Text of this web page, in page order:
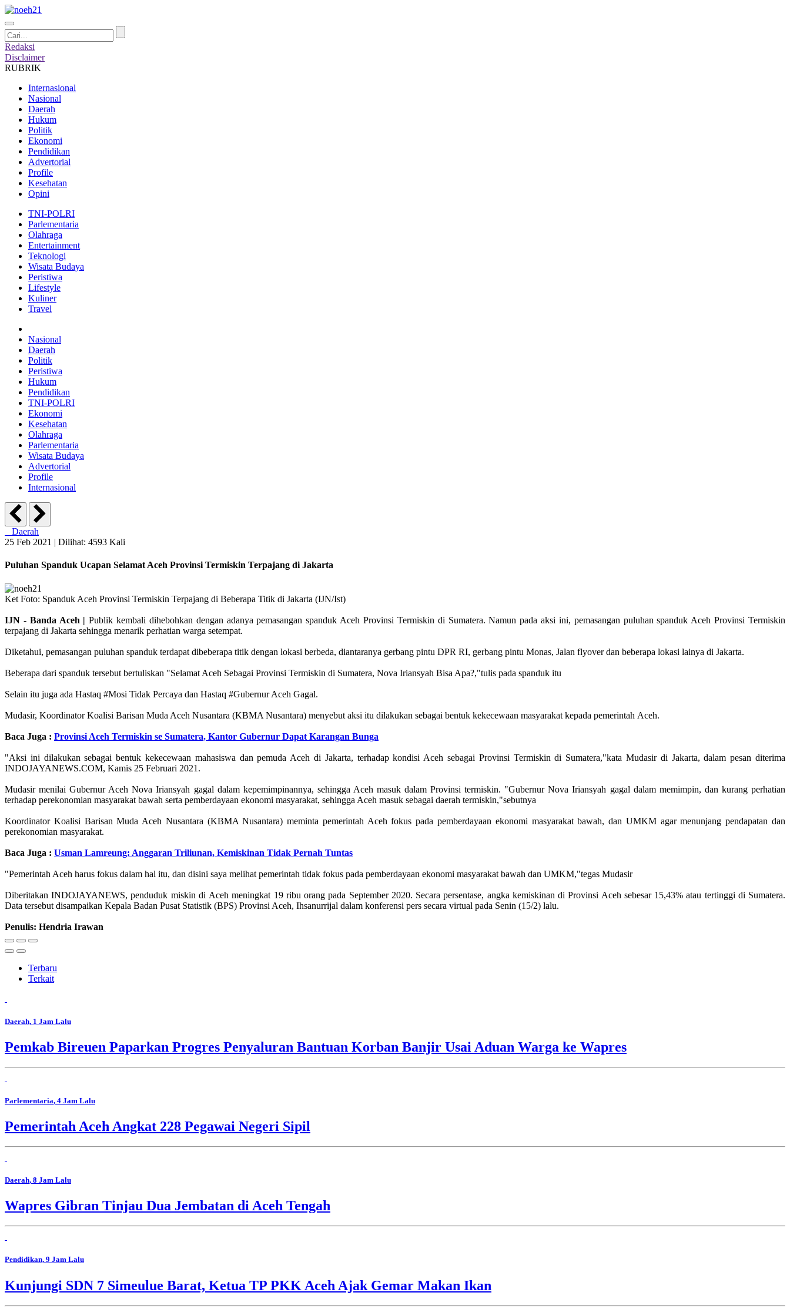
Redaksi
Disclaimer
RUBRIK
Internasional
Nasional
Daerah
Hukum
Politik
Ekonomi
Pendidikan
Advertorial
Profile
Kesehatan
Opini
TNI-POLRI
Parlementaria
Olahraga
Entertainment
Teknologi
Wisata Budaya
Peristiwa
Lifestyle
Kuliner
Travel
Nasional
Daerah
Politik
Peristiwa
Hukum
Pendidikan
TNI-POLRI
Ekonomi
Kesehatan
Olahraga
Parlementaria
Wisata Budaya
Advertorial
Profile
Internasional
Daerah
25 Feb 2021 | Dilihat: 4593 Kali
Puluhan Spanduk Ucapan Selamat Aceh Provinsi Termiskin Terpajang di Jakarta
Ket Foto: Spanduk Aceh Provinsi Termiskin Terpajang di Beberapa Titik di Jakarta (IJN/Ist)
IJN - Banda Aceh |Publik kembali dihebohkan dengan adanya pemasangan spanduk Aceh Provinsi Termiskin di Sumatera. Namun pada aksi ini, pemasangan puluhan spanduk Aceh Provinsi Termiskin
terpajang di Jakarta sehingga menarik perhatian warga setempat.
Diketahui, pemasangan puluhan spanduk terdapat dibeberapa titik dengan lokasi berbeda, diantaranya gerbang pintu DPR RI, gerbang pintu Monas, Jalan flyover dan beberapa lokasi lainya di Jakarta.
Beberapa dari spanduk tersebut bertuliskan "Selamat Aceh Sebagai Provinsi Termiskin di Sumatera, Nova Iriansyah Bisa Apa?,"tulis pada spanduk itu
Selain itu juga ada Hastaq #Mosi Tidak Percaya dan Hastaq #Gubernur Aceh Gagal.
Mudasir, Koordinator Koalisi Barisan Muda Aceh Nusantara (KBMA Nusantara) menyebut aksi itu dilakukan sebagai bentuk kekecewaan masyarakat kepada pemerintah Aceh.
Baca Juga : Provinsi Aceh Termiskin se Sumatera, Kantor Gubernur Dapat Karangan Bunga
"Aksi ini dilakukan sebagai bentuk kekecewaan mahasiswa dan pemuda Aceh di Jakarta, terhadap kondisi Aceh sebagai Provinsi Termiskin di Sumatera,"kata Mudasir di Jakarta, dalam pesan diterima
INDOJAYANEWS.COM, Kamis 25 Februari 2021.
Mudasir menilai Gubernur Aceh Nova Iriansyah gagal dalam kepemimpinannya, sehingga Aceh masuk dalam Provinsi termiskin. "Gubernur Nova Iriansyah gagal dalam memimpin, dan kurang perhatian
terhadap perekonomian masyarakat bawah serta pemberdayaan ekonomi masyarakat, sehingga Aceh masuk sebagai daerah termiskin,"sebutnya
Koordinator Koalisi Barisan Muda Aceh Nusantara (KBMA Nusantara) meminta pemerintah Aceh fokus pada pemberdayaan ekonomi masyarakat bawah, dan UMKM agar menunjang pendapatan dan
perekonomian masyarakat.
Baca Juga : Usman Lamreung: Anggaran Triliunan, Kemiskinan Tidak Pernah Tuntas
"Pemerintah Aceh harus fokus dalam hal itu, dan disini saya melihat pemerintah tidak fokus pada pemberdayaan ekonomi masyarakat bawah dan UMKM,"tegas Mudasir
Diberitakan INDOJAYANEWS, penduduk miskin di Aceh meningkat 19 ribu orang pada September 2020. Secara persentase, angka kemiskinan di Provinsi Aceh sebesar 15,43% atau tertinggi di Sumatera.
Data tersebut disampaikan Kepala Badan Pusat Statistik (BPS) Provinsi Aceh, Ihsanurrijal dalam konferensi pers secara virtual pada Senin (15/2) lalu.
Penulis: Hendria Irawan
Terbaru
Terkait
Daerah, 1 Jam Lalu
Pemkab Bireuen Paparkan Progres Penyaluran Bantuan Korban Banjir Usai Aduan Warga ke Wapres
Parlementaria, 4 Jam Lalu
Pemerintah Aceh Angkat 228 Pegawai Negeri Sipil
Daerah, 8 Jam Lalu
Wapres Gibran Tinjau Dua Jembatan di Aceh Tengah
Pendidikan, 9 Jam Lalu
Kunjungi SDN 7 Simeulue Barat, Ketua TP PKK Aceh Ajak Gemar Makan Ikan